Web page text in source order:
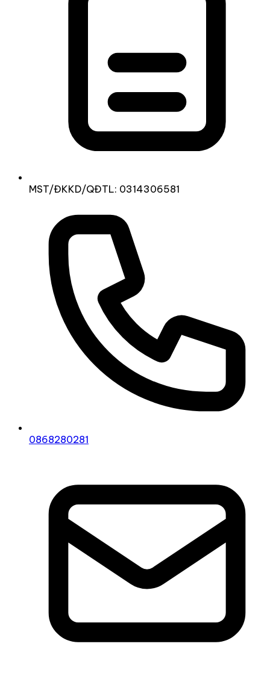
MST/ĐKKD/QĐTL: 0314306581
0868280281